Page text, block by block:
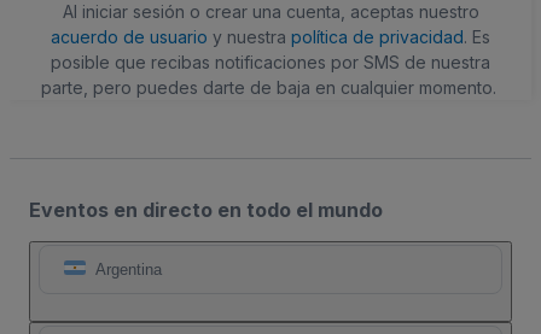
Al iniciar sesión o crear una cuenta, aceptas nuestro
acuerdo de usuario y nuestra política de privacidad. Es
posible que recibas notificaciones por SMS de nuestra
parte, pero puedes darte de baja en cualquier momento.
Eventos en directo en todo el mundo
Argentina